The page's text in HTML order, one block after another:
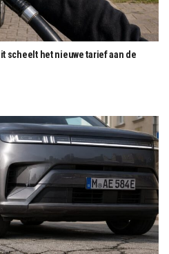
scheelt het nieuwe tarief aan de